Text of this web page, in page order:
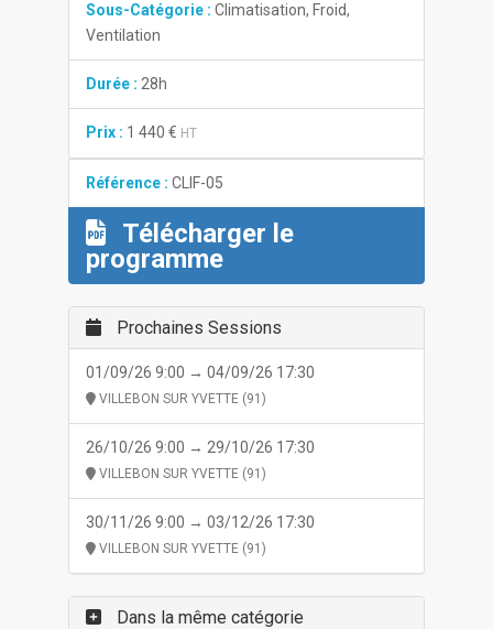
Sous-Catégorie : Climatisation, Froid,
Ventilation
Durée : 28h
Prix : 1 440 € HT
Référence : CLIF-05
Télécharger le
programme
Prochaines Sessions
01/09/26 9:00 → 04/09/26 17:30
VILLEBON SUR YVETTE (91)
26/10/26 9:00 → 29/10/26 17:30
VILLEBON SUR YVETTE (91)
30/11/26 9:00 → 03/12/26 17:30
VILLEBON SUR YVETTE (91)
Dans la même catégorie